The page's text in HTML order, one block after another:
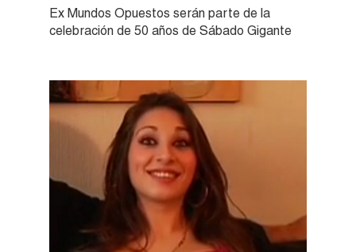
Ex Mundos Opuestos serán parte de la
celebración de 50 años de Sábado Gigante